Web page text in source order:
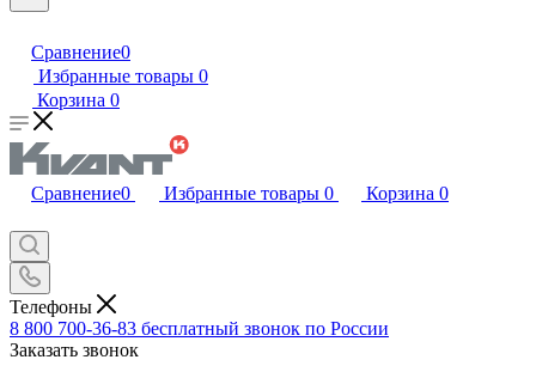
Сравнение0
Избранные товары 0
Корзина 0
Сравнение0 Избранные товары 0 Корзина 0
Телефоны
8 800 700-36-83 бесплатный звонок по России
Заказать звонок